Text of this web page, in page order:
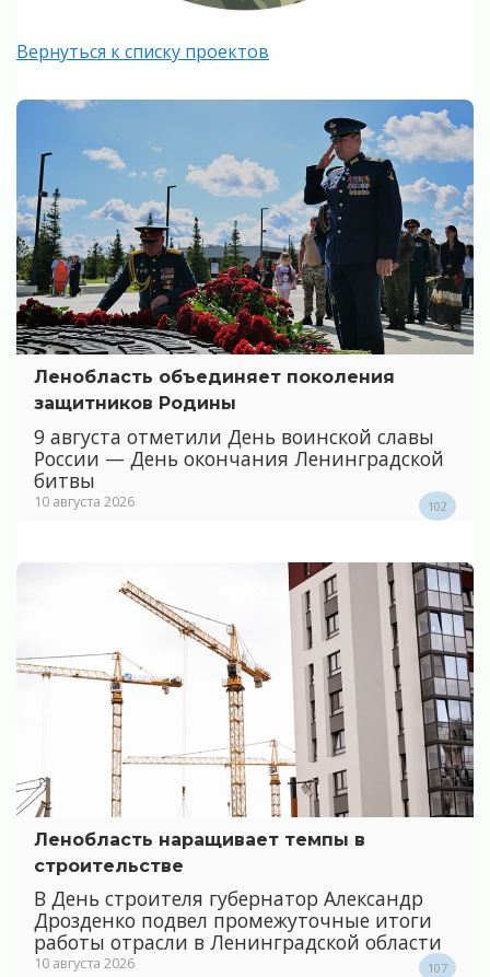
Вернуться к списку проектов
Ленобласть объединяет поколения
защитников Родины
9 августа отметили День воинской славы
России — День окончания Ленинградской
битвы
10 августа 2026 102
Ленобласть наращивает темпы в
строительстве
В День строителя губернатор Александр
Дрозденко подвел промежуточные итоги
работы отрасли в Ленинградской области
10 августа 2026 107